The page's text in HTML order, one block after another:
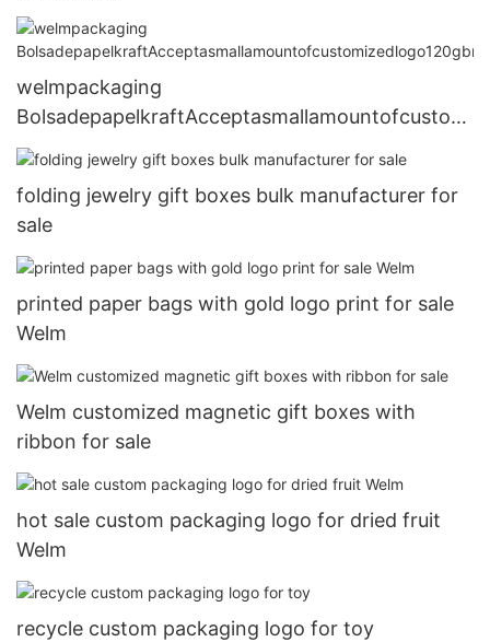
welmpackaging
BolsadepapelkraftAcceptasmallamountofcustomi
zedlogo120gbrownkraftpaperwhitekraftpaperkra
ftpaperbags9
folding jewelry gift boxes bulk manufacturer for
sale
printed paper bags with gold logo print for sale
Welm
Welm customized magnetic gift boxes with
ribbon for sale
hot sale custom packaging logo for dried fruit
Welm
recycle custom packaging logo for toy